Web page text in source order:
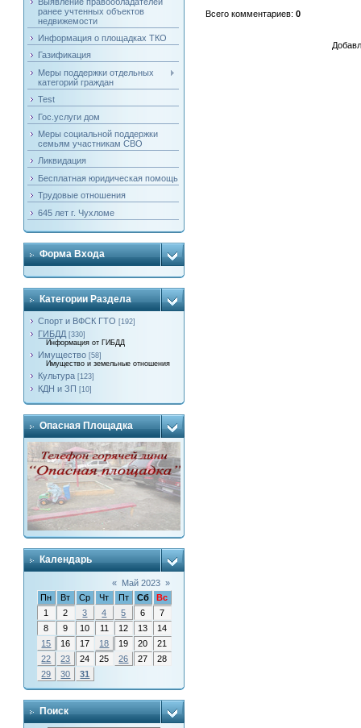
ранее учтенных объектов
недвижемости
Информация о площадках ТКО
Газификация
Меры поддержки отдельных
категорий граждан
Test
Гос.услуги дом
Меры социальной поддержки
семьям участникам СВО
Ликвидация
Бесплатная юридическая помощь
Трудовые отношения
645 лет г. Чухломе
Форма Входа
Категории Раздела
Спорт и ВФСК ГТО [192]
ГИБДД [330]
Информация от ГИБДД
Имущество [58]
Имущество и земельные отношения
Культура [123]
КДН и ЗП [10]
Опасная Площадка
Календарь
« Май 2023 »
Пн
Вт Ср Чт Пт Сб
Вс
1
2 3 4 5 6
7
8
9 10 11 12 13
14
15
16 17 18 19 20
21
22
23 24 25 26 27
28
29
30 31
Поиск
Всего комментариев:0